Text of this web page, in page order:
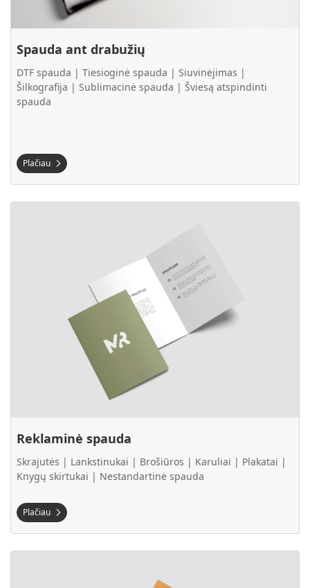
Spauda ant drabužių
DTF spauda | Tiesioginė spauda | Siuvinėjimas |
Šilkografija | Sublimacinė spauda | Šviesą atspindinti
spauda
Plačiau
Reklaminė spauda
Skrajutės | Lankstinukai | Brošiūros | Karuliai | Plakatai |
Knygų skirtukai | Nestandartinė spauda
Plačiau